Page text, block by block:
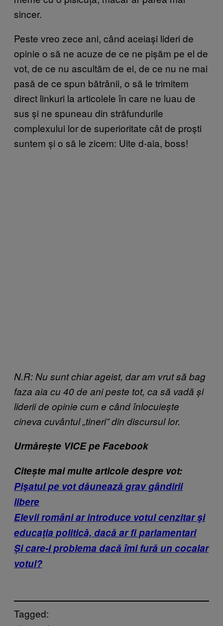
sincer.
Peste vreo zece ani, când aceiași lideri de
opinie o să ne acuze de ce ne pișăm pe el de
vot, de ce nu ascultăm de ei, de ce nu ne mai
pasă de ce spun bătrânii, o să le trimitem
direct linkuri la articolele în care ne luau de
sus și ne spuneau din străfundurile
complexului lor de superioritate cât de proști
suntem și o să le zicem: Uite d-aia, boss!
N.R: Nu sunt chiar ageist, dar am vrut să bag
faza aia cu 40 de ani peste tot, ca să vadă și
liderii de opinie cum e când înlocuiește
cineva cuvântul „tineri” din discursul lor.
Urmărește VICE pe Facebook
Citește mai multe articole despre vot:
Pişatul pe vot dăunează grav gândirii
libere
Elevii români ar introduce votul cenzitar şi
educaţia politică, dacă ar fi parlamentari
Și care-i problema dacă îmi fură un cocalar
votul?
Tagged: